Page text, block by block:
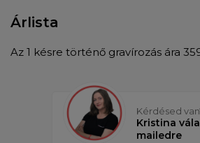
Árlista
Az 1 késre történő gravírozás ára
Kérdésed
Kristina
mailedre